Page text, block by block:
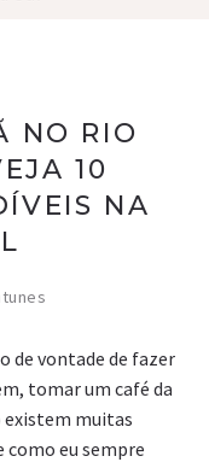
NO RIO
10
NA
de vontade de fazer
tomar um café da
existem muitas
eu sempre